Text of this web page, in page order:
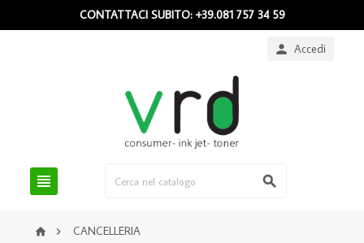
CONTATTACI SUBITO: +39.081 757 34 59
 Accedi
 
  CANCELLERIA